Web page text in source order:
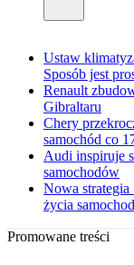
Ustaw
Sposób jest
Renault
Gibraltaru
Chery
samochód co
Audi inspiruje
samochodów
Nowa strategia
życia
Promowane treści